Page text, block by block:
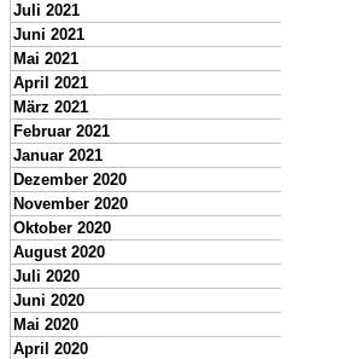
Juli 2021
Juni 2021
Mai 2021
April 2021
März 2021
Februar 2021
Januar 2021
Dezember 2020
November 2020
Oktober 2020
August 2020
Juli 2020
Juni 2020
Mai 2020
April 2020